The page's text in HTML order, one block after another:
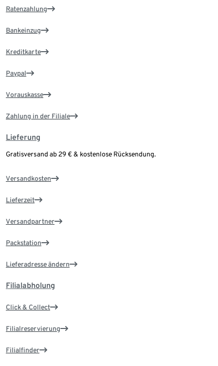
Ratenzahlung
Bankeinzug
Kreditkarte
Paypal
Vorauskasse
Zahlung in der Filiale
Lieferung
Gratisversand ab 29 € & kostenlose Rücksendung.
Versandkosten
Lieferzeit
Versandpartner
Packstation
Lieferadresse ändern
Filialabholung
Click & Collect
Filialreservierung
Filialfinder